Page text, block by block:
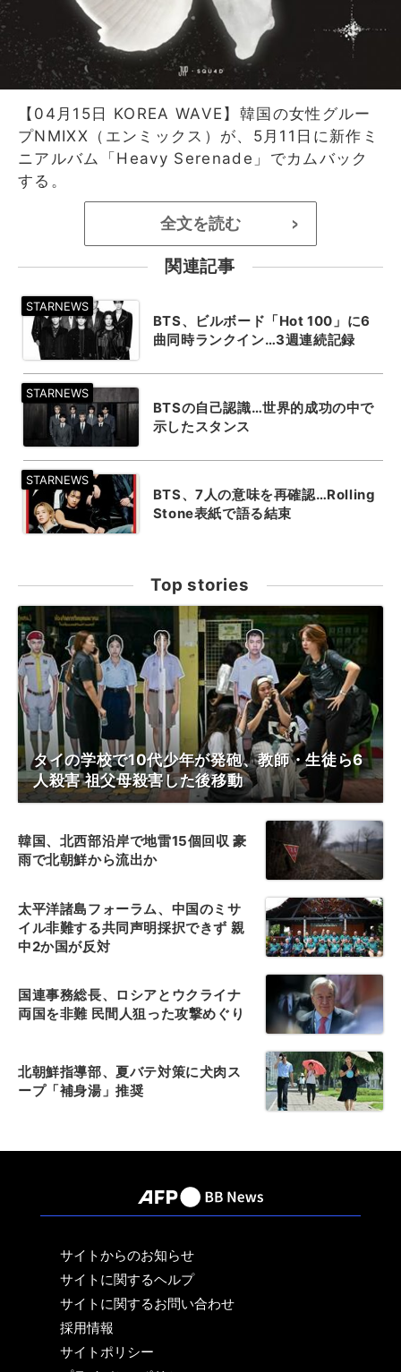
【04月15日 KOREA WAVE】韓国の女性グルー
プNMIXX（エンミックス）が、5月11日に新作ミ
ニアルバム「Heavy Serenade」でカムバック
する。
全文を読む >
関連記事
BTS、ビルボード「Hot 100」に6
曲同時ランクイン…3週連続記録
BTSの自己認識…世界的成功の中で
示したスタンス
BTS、7人の意味を再確認…Rolling
Stone表紙で語る結束
Top stories
タイの学校で10代少年が発砲、教師・生徒ら6
人殺害 祖父母殺害した後移動
韓国、北西部沿岸で地雷15個回収 豪
雨で北朝鮮から流出か
太平洋諸島フォーラム、中国のミサ
イル非難する共同声明採択できず 親
中2か国が反対
国連事務総長、ロシアとウクライナ
両国を非難 民間人狙った攻撃めぐり
北朝鮮指導部、夏バテ対策に犬肉ス
ープ「補身湯」推奨
サイトからのお知らせ
サイトに関するヘルプ
サイトに関するお問い合わせ
採用情報
サイトポリシー